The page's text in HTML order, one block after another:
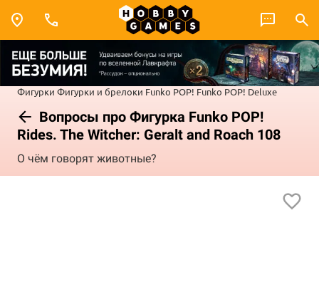
Фигурки Фигурки и брелоки Funko POP! Funko POP! Deluxe
Вопросы про Фигурка Funko POP!
Rides. The Witcher: Geralt and Roach 108
О чём говорят животные?